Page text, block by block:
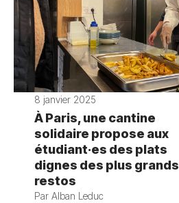
8 janvier 2025
À Paris, une cantine
solidaire propose aux
étudiant·es des plats
dignes des plus grands
restos
Par Alban Leduc